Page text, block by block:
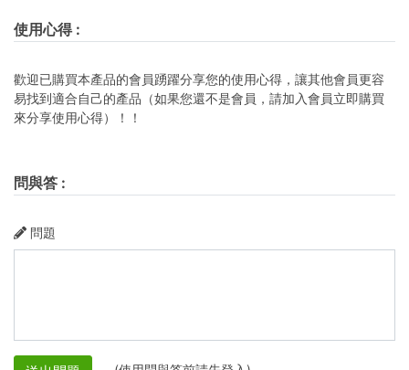
使用心得:
歡迎已購買本產品的會員踴躍分享您的使用心得，讓其他會員更容
易找到適合自己的產品（如果您還不是會員，請加入會員立即購買
來分享使用心得）！！
問與答 :
問題